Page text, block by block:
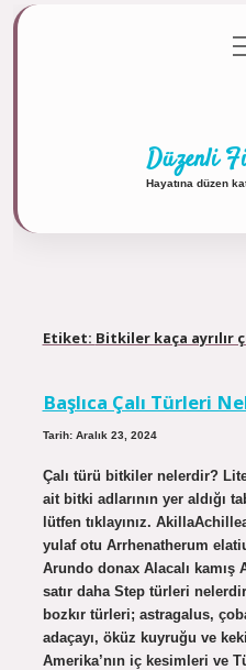
Gizlilik
aç
Düzenli
Hayatına düzen
Etiket: Bitkiler kaça ayrılır
Başlıca Çalı Türleri
Tarih: Aralık 23, 2024
Çalı türü bitkiler nelerdir?
ait bitki adlarının yer aldığı
lütfen tıklayınız.
yulaf otu Arrhenatherum
Arundo donax Alacalı kamış
satır daha Step türleri
bozkır türleri; astragalus,
adaçayı, öküz kuyruğu ve
Amerika’nın iç kesimleri ve